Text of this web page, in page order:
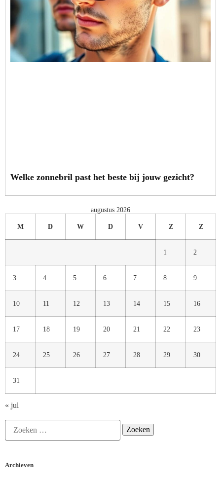
Welke zonnebril past het beste bij jouw gezicht?
augustus 2026
M D W D V Z Z
1 2
3 4 5 6 7 8 9
10 11 12 13 14 15 16
17 18 19 20 21 22 23
24 25 26 27 28 29 30
31
« jul
Archieven